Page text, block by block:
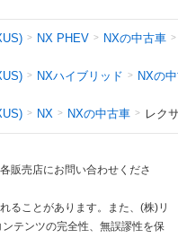
NX PHEV NXの中古車
NXハイブリッド NXの
NX NXの中古車 レク
販売店にお問い合わせくださ
ることがあります。また、(株)リ
テンツの完全性、無誤謬性を保